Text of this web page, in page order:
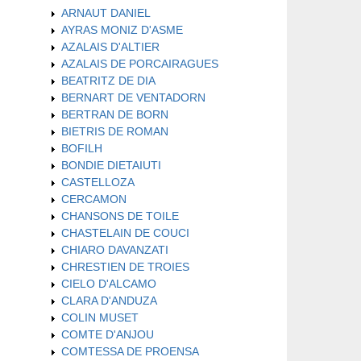
ARNAUT DANIEL
AYRAS MONIZ D'ASME
AZALAIS D'ALTIER
AZALAIS DE PORCAIRAGUES
BEATRITZ DE DIA
BERNART DE VENTADORN
BERTRAN DE BORN
BIETRIS DE ROMAN
BOFILH
BONDIE DIETAIUTI
CASTELLOZA
CERCAMON
CHANSONS DE TOILE
CHASTELAIN DE COUCI
CHIARO DAVANZATI
CHRESTIEN DE TROIES
CIELO D'ALCAMO
CLARA D'ANDUZA
COLIN MUSET
COMTE D'ANJOU
COMTESSA DE PROENSA